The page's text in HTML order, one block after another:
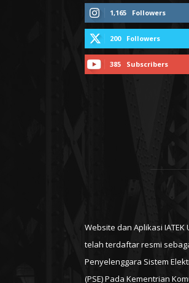
1,165 Followers
200 Followers
385 Subscribers
Website dan Aplikasi IATEK
telah terdaftar resmi
Penyelenggara Sistem
(PSE) Pada Kementrian